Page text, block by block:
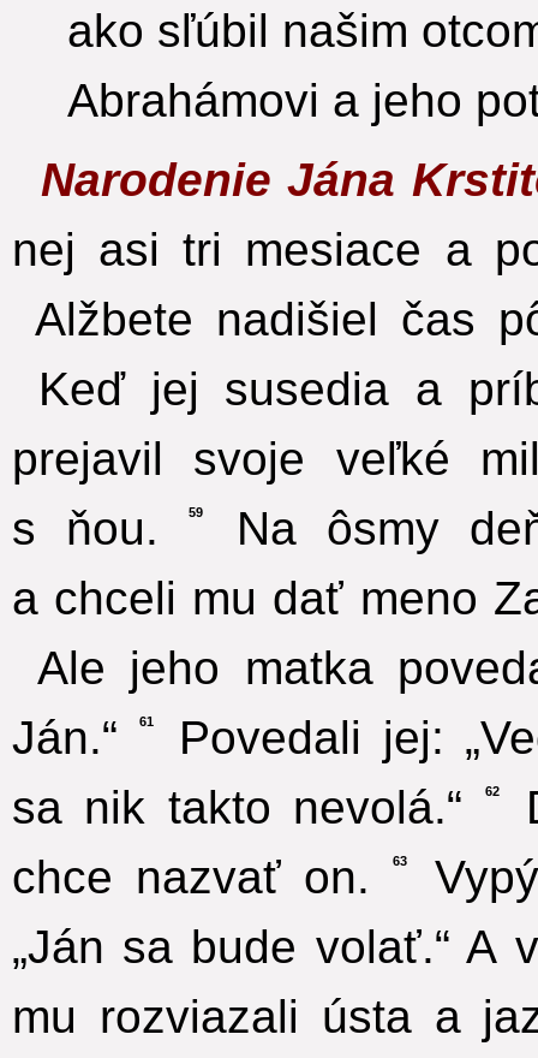
ako sľúbil našim
Abrahámovi a jeho
Narodenie Jána
nej asi tri mesiace a
Alžbete nadišiel čas
Keď jej susedia a
prejavil svoje veľké
s ňou.
59
Na ôsmy
a chceli mu dať meno
Ale jeho matka
Ján.“
61
Povedali jej:
sa nik takto nevolá.“
62
chce nazvať on.
63
„Ján sa bude volať.“ A
mu rozviazali ústa a